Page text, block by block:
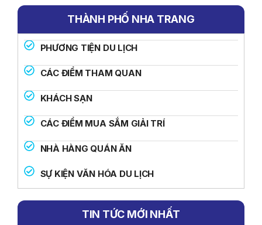
THÀNH PHỐ NHA TRANG
PHƯƠNG TIỆN DU LỊCH
CÁC ĐIỂM THAM QUAN
KHÁCH SẠN
CÁC ĐIỂM MUA SẮM GIẢI TRÍ
NHÀ HÀNG QUÁN ĂN
SỰ KIỆN VĂN HÓA DU LỊCH
TIN TỨC MỚI NHẤT